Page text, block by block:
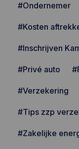
#Ondernemer
#Kosten
#Inschrijven
#Privé auto
#Verzekering
#Tips zzp
#Zakelijke